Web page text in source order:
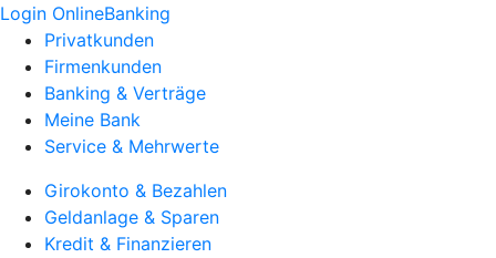
Login OnlineBanking
Privatkunden
Firmenkunden
Banking & Verträge
Meine Bank
Service & Mehrwerte
Girokonto & Bezahlen
Geldanlage & Sparen
Kredit & Finanzieren